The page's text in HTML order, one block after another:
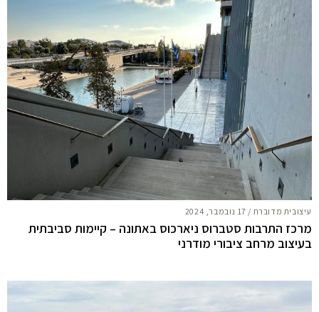
עיצובית מדוברת / 17 נובמבר, 2024
מרכז התרבות סטברוס ניארכוס באתונה – קיימות סביבתית
בעיצוב מרחב ציבורי מודרני